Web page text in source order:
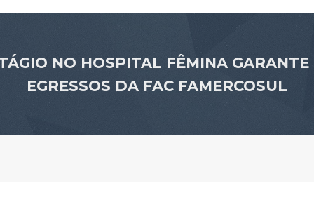
NO HOSPITAL FÊMINA
EGRESSOS DA FAC FAMERCOSUL